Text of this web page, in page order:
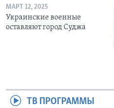
МАРТ 12, 2025
Украинские военные
оставляют город Суджа
ТВ ПРОГРАММЫ